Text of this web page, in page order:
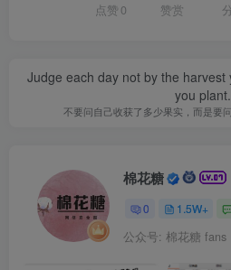
点赞 0 赞赏
Judge each day not by the
you plant.
不要问自己收获了多少果实，而是要
棉花糖
0 1.5W+
公众号: 棉花糖 fans